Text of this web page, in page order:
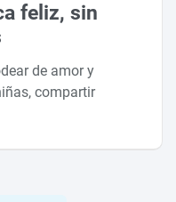
feliz, sin
de amor y
compartir